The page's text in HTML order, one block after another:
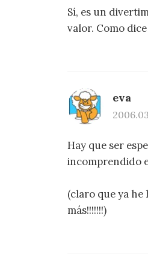
Sí, es un
valor. Como
eva
Hay que ser
incomprendido
(claro que ya
más!!!!!!!)